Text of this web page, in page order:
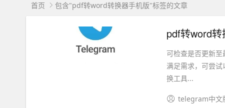
首页 包含"pdf转word转换器手机版"标签的文章
pdf转word
可检查是否更新至
满足需求，可尝试
换工具...
telegram中文